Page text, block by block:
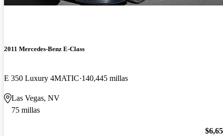
2011 Mercedes-Benz E-Class
E 350 Luxury 4MATIC 140,445 millas
Las Vegas, NV
75 millas